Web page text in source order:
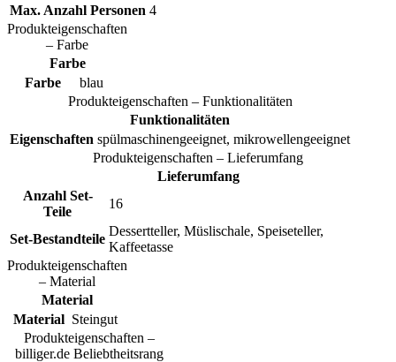
Max. Anzahl Personen 4
Produkteigenschaften
– Farbe
Farbe
Farbe
blau
Produkteigenschaften – Funktionalitäten
Funktionalitäten
Eigenschaften spülmaschinengeeignet, mikrowellengeeignet
Produkteigenschaften – Lieferumfang
Lieferumfang
Anzahl Set-
Teile
16
Set-Bestandteile
Dessertteller, Müslischale, Speiseteller,
Kaffeetasse
Produkteigenschaften
– Material
Material
Material Steingut
Produkteigenschaften –
billiger.de Beliebtheitsrang